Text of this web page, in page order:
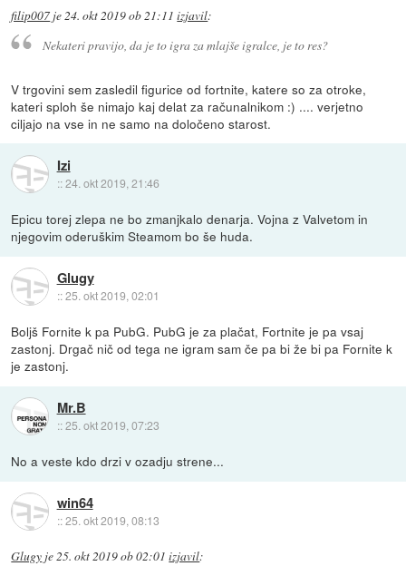
filip007 je24. okt 2019 ob 21:11 izjavil:
Nekateri pravijo, da je to igra za mlajše igralce, je to res?
V trgovini sem zasledil figurice od fortnite, katere so za otroke,
kateri sploh še nimajo kaj delat za računalnikom :) .... verjetno
ciljajo na vse in ne samo na določeno starost.
Izi
::24. okt 2019, 21:46
Epicu torej zlepa ne bo zmanjkalo denarja. Vojna z Valvetom in
njegovim oderuškim Steamom bo še huda.
Glugy
::25. okt 2019, 02:01
Boljš Fornite k pa PubG. PubG je za plačat, Fortnite je pa vsaj
zastonj. Drgač nič od tega ne igram sam če pa bi že bi pa Fornite k
je zastonj.
Mr.B
::25. okt 2019, 07:23
No a veste kdo drzi v ozadju strene...
win64
::25. okt 2019, 08:13
Glugy je25. okt 2019 ob 02:01 izjavil: